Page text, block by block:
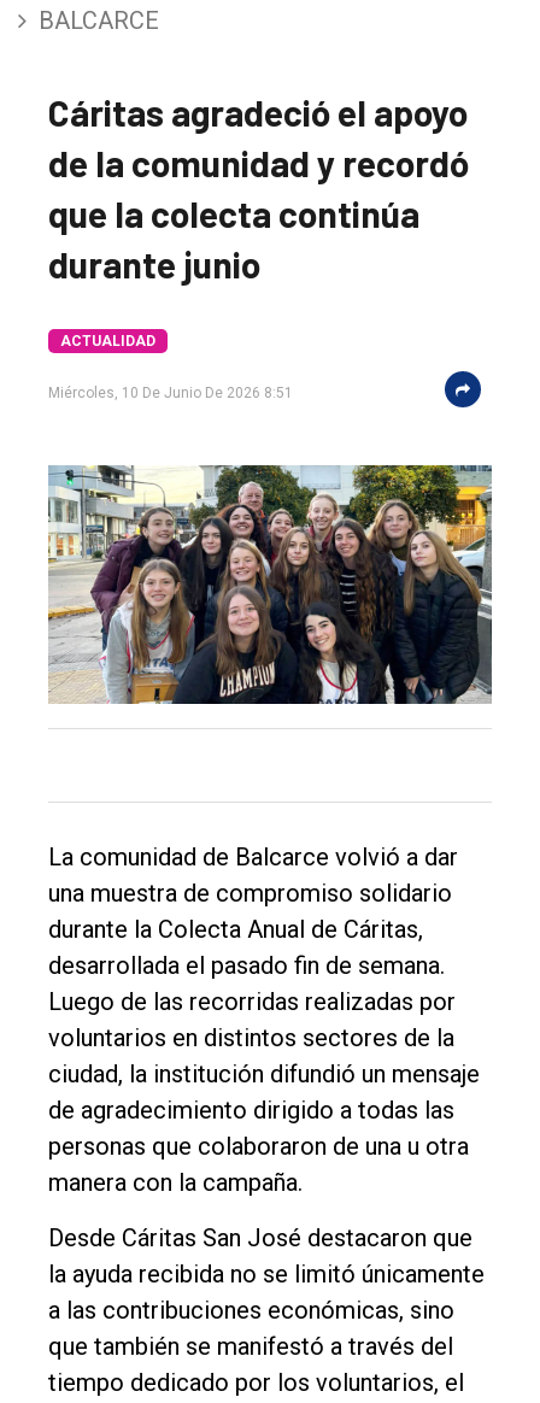
El
único
DIARIO
Balcarce
Inicio
Int.
Política
Cultura
Entrevistas
Rural
Deportes
Fúnebres
Edición
Empresa
Nosotros
Contacto
BALCARCE
Cáritas agradeció el apoyo
de la comunidad y recordó
que la colecta continúa
durante junio
ACTUALIDAD
Miércoles, 10 De Junio De 2026 8:51
La comunidad de Balcarce volvió a dar
una muestra de compromiso solidario
durante la Colecta Anual de Cáritas,
desarrollada el pasado fin de semana.
Luego de las recorridas realizadas por
voluntarios en distintos sectores de la
ciudad, la institución difundió un mensaje
de agradecimiento dirigido a todas las
personas que colaboraron de una u otra
manera con la campaña.
Desde Cáritas San José destacaron que
la ayuda recibida no se limitó únicamente
a las contribuciones económicas, sino
que también se manifestó a través del
tiempo dedicado por los voluntarios, el